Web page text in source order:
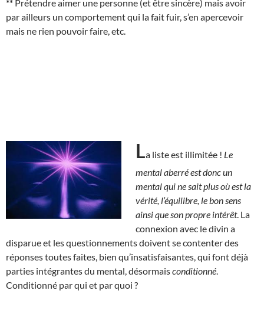
** Prétendre aimer une personne (et être sincère) mais avoir
par ailleurs un comportement qui la fait fuir, s’en apercevoir
mais ne rien pouvoir faire, etc.
La liste est illimitée ! Le
mental aberré est donc un
mental qui ne sait plus où est la
vérité, l’équilibre, le bon sens
ainsi que son propre intérêt. La
connexion avec le divin a
disparue et les questionnements doivent se contenter des
réponses toutes faites, bien qu’insatisfaisantes, qui font déjà
parties intégrantes du mental, désormaisconditionné
Conditionné par qui et par quoi ?